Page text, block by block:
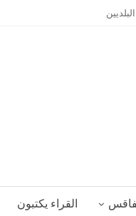
القراء يكتبون